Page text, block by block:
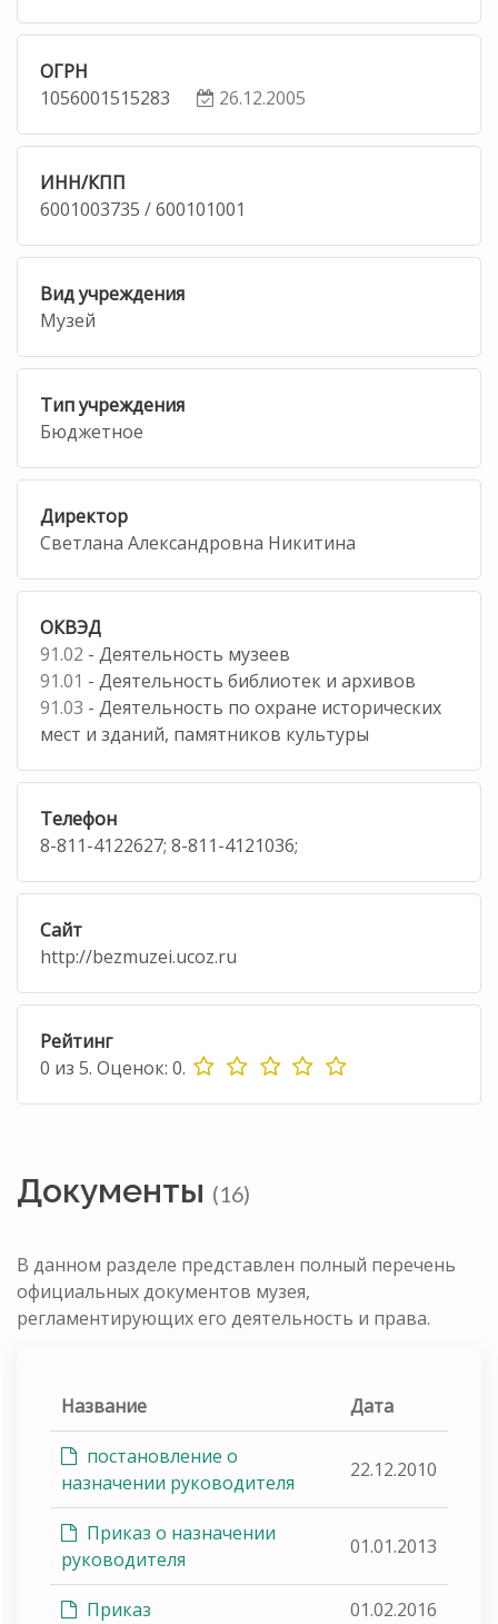
ОГРН
1056001515283
26.12.2005
ИНН/КПП
6001003735 / 600101001
Вид учреждения
Музей
Тип учреждения
Бюджетное
Директор
Светлана Александровна Никитина
ОКВЭД
91.02 - Деятельность музеев
91.01 - Деятельность библиотек и архивов
91.03 - Деятельность по охране исторических
мест и зданий, памятников культуры
Телефон
8-811-4122627; 8-811-4121036;
Сайт
http://bezmuzei.ucoz.ru
Рейтинг
0 из 5. Оценок: 0.
Документы (16)
В данном разделе представлен полный перечень
официальных документов музея,
регламентирующих его деятельность и права.
Название Дата
постановление о
назначении руководителя
22.12.2010
Приказ о назначении
руководителя
01.01.2013
Приказ 01.02.2016